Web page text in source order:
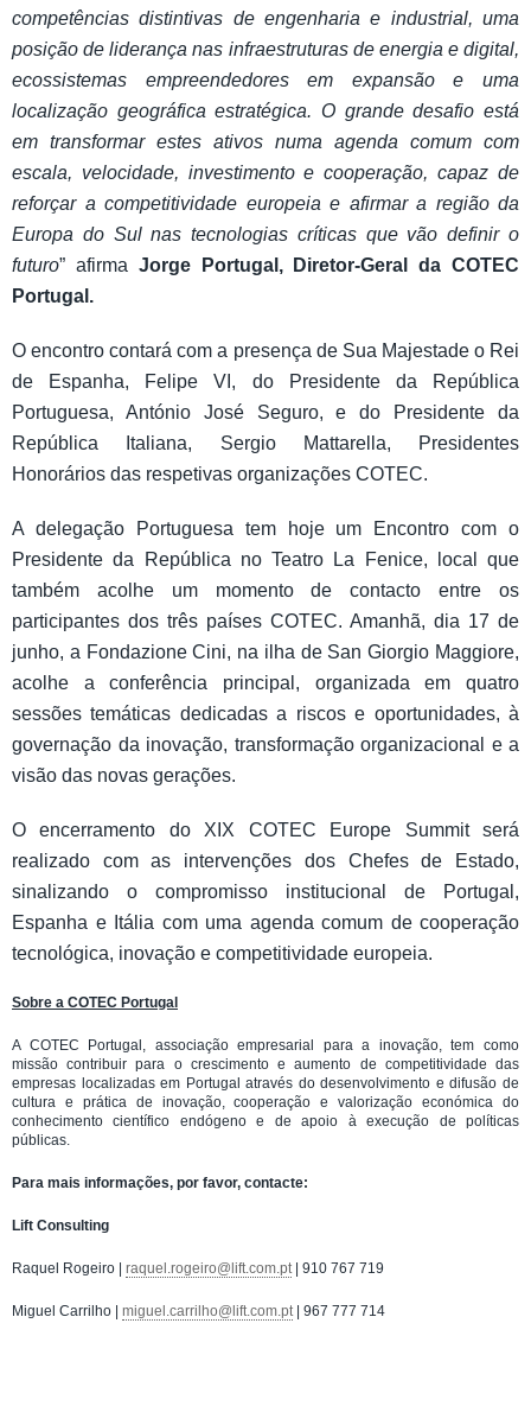
competências distintivas de engenharia e industrial, uma
posição de liderança nas infraestruturas de energia e digital,
ecossistemas empreendedores em expansão e uma
localização geográfica estratégica. O grande desafio está
em transformar estes ativos numa agenda comum com
escala, velocidade, investimento e cooperação, capaz de
reforçar a competitividade europeia e afirmar a região da
Europa do Sul nas tecnologias críticas que vão definir o
futuro” afirma Jorge Portugal, Diretor-Geral da COTEC
Portugal.
O encontro contará com a presença de Sua Majestade o Rei
de Espanha, Felipe VI, do Presidente da República
Portuguesa, António José Seguro, e do Presidente da
República Italiana, Sergio Mattarella, Presidentes
Honorários das respetivas organizações COTEC.
A delegação Portuguesa tem hoje um Encontro com o
Presidente da República no Teatro La Fenice, local que
também acolhe um momento de contacto entre os
participantes dos três países COTEC. Amanhã, dia 17 de
junho, a Fondazione Cini, na ilha de San Giorgio Maggiore,
acolhe a conferência principal, organizada em quatro
sessões temáticas dedicadas a riscos e oportunidades, à
governação da inovação, transformação organizacional e a
visão das novas gerações.
O encerramento do XIX COTEC Europe Summit será
realizado com as intervenções dos Chefes de Estado,
sinalizando o compromisso institucional de Portugal,
Espanha e Itália com uma agenda comum de cooperação
tecnológica, inovação e competitividade europeia.
Sobre a COTEC Portugal
A COTEC Portugal, associação empresarial para a inovação, tem como
missão contribuir para o crescimento e aumento de competitividade das
empresas localizadas em Portugal através do desenvolvimento e difusão de
cultura e prática de inovação, cooperação e valorização económica do
conhecimento científico endógeno e de apoio à execução de políticas
públicas.
Para mais informações, por favor, contacte:
Lift Consulting
Raquel Rogeiro | raquel.rogeiro@lift.com.pt| 910 767 719
Miguel Carrilho | miguel.carrilho@lift.com.pt| 967 777 714